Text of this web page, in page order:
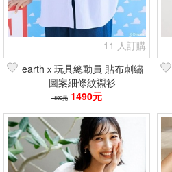
11 人訂購
earthｘ玩具總動員 貼布刺繡
圖案細條紋襯衫
1890元 1490元